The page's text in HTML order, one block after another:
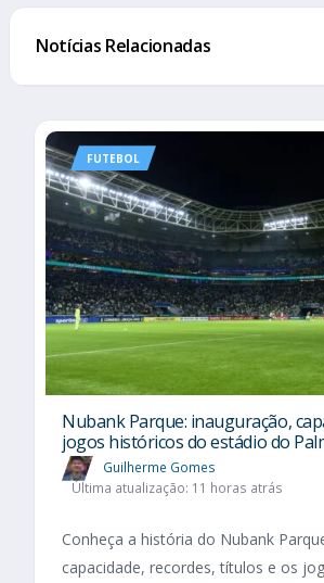
Notícias Relacionadas
FUTEBOL
Nubank Parque: inauguração,
jogos históricos do estádio do
Guilherme Gomes
Última atualização: 11 horas atrás
Conheça a história do Nubank
capacidade, recordes, títulos e os